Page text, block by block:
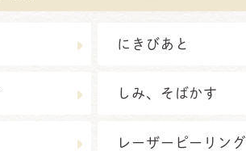
にきびあと
しみ、そばかす
レーザーピーリング